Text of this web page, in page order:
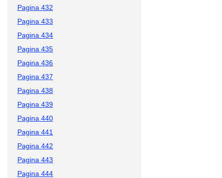
Pagina 432
Pagina 433
Pagina 434
Pagina 435
Pagina 436
Pagina 437
Pagina 438
Pagina 439
Pagina 440
Pagina 441
Pagina 442
Pagina 443
Pagina 444